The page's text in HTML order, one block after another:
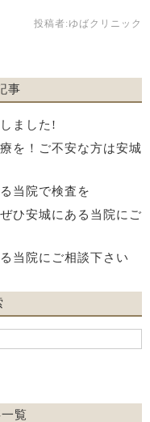
投稿者: ゆばクリニック
事
ました!
を！ご不安な方は安城
当院で検査を
ひ安城にある当院にご
当院にご相談下さい
覧